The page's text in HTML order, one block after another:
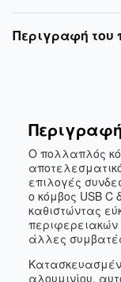
Περιγραφή του
Ο πολλαπλός
επιλογές
ο κόμβος USB
καθιστώντας
περιφερειακών
άλλες
αλουμινίου,